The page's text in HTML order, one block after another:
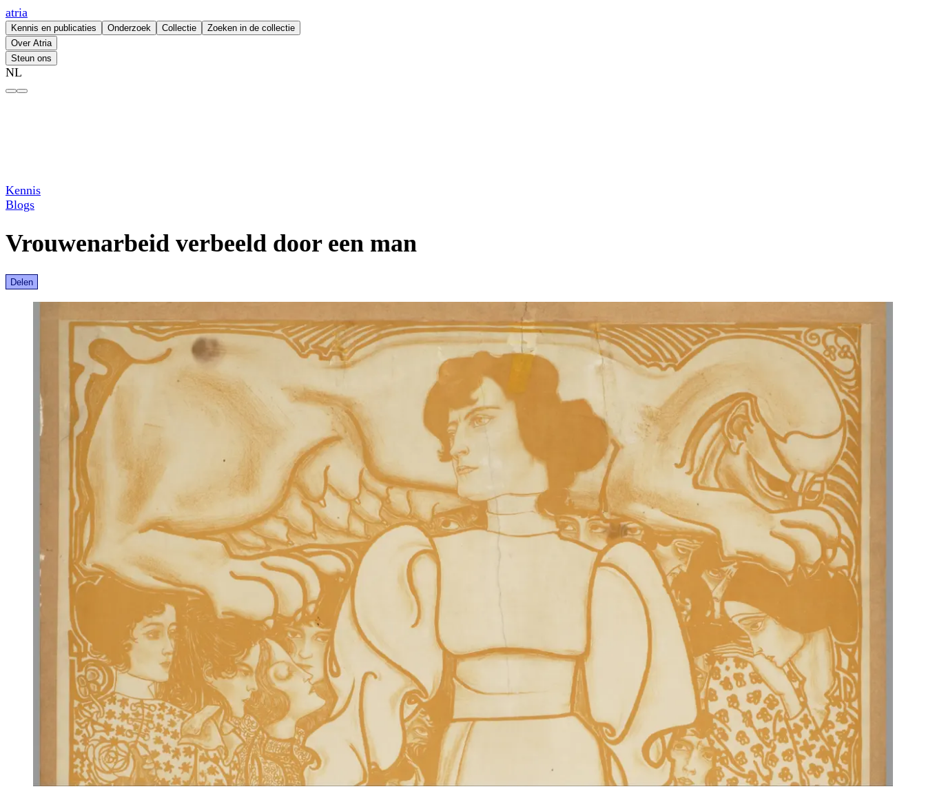
atria
Kennis en publicaties Onderzoek Collectie
Zoeken in de collectie
Over Atria
Steun ons
NL
Kennis
Blogs
Vrouwenarbeid verbeeld door een man
Delen